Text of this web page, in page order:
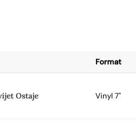
Format
Ostaje Vinyl 7"